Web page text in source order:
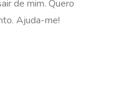
de mim. Quero
Ajuda-me!